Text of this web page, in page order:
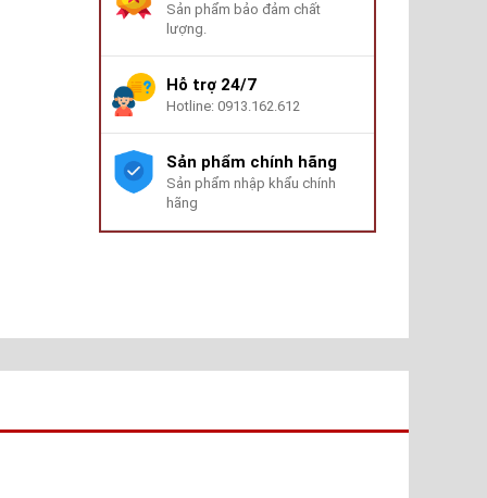
Sản phẩm bảo đảm chất
lượng.
Hỗ trợ 24/7
Hotline: 0913.162.612
Sản phẩm chính hãng
Sản phẩm nhập khẩu chính
hãng